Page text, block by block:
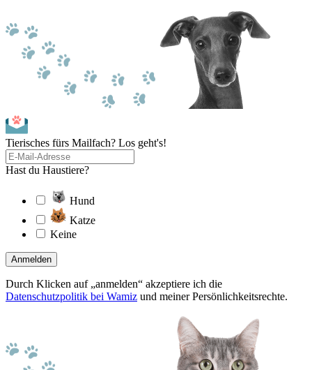
Tierisches fürs Mailfach? Los geht's!
Hast du Haustiere?
Hund
Katze
Keine
Anmelden
Durch Klicken auf „anmelden“ akzeptiere ich die
Datenschutzpolitik bei Wamiz und meiner Persönlichkeitsrechte.